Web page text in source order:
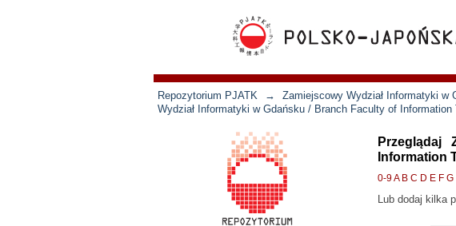
Repozytorium PJATK → Zamiejscowy Wydział Informatyki
Wydział Informatyki w Gdańsku / Branch Faculty of Information
Przeglądaj
Information
0-9A B C D E F G
Lub dodaj kilka